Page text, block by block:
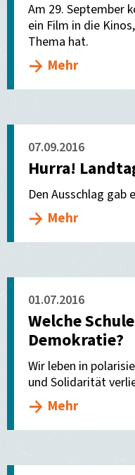
Am 29. September
ein Film in die
Thema hat.
Mehr
07.09.2016
Hurra!
Den Ausschlag
Mehr
01.07.2016
Welche
Demokratie?
Wir leben in
und Solidarität
Mehr